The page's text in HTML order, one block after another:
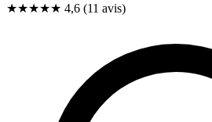
★★★★★ 4,6 (11 avis)